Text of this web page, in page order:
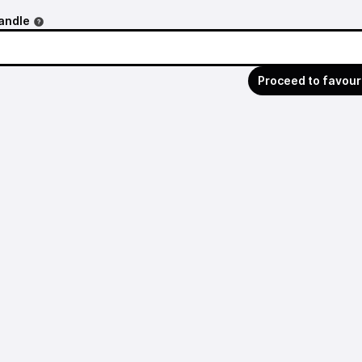
Proceed to